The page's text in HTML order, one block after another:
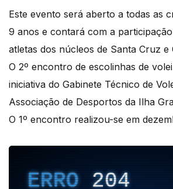
Este evento será aberto a todas as
9 anos e contará com a
atletas dos núcleos de Santa Cruz e
O 2º encontro de escolinhas de
iniciativa do Gabinete Técnico de
Associação de Desportos da Ilha
O 1º encontro realizou-se em